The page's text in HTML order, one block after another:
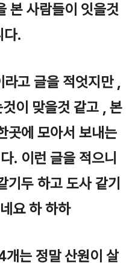
본 사람들이 잇을것
다.
고 글을 적엇지만 ,
이 맞을것 같고 , 본
곳에 모아서 보내는
. 이런 글을 적으니
기두 하고 도사 같기
요 하 하하
개는 정말 산원이 살